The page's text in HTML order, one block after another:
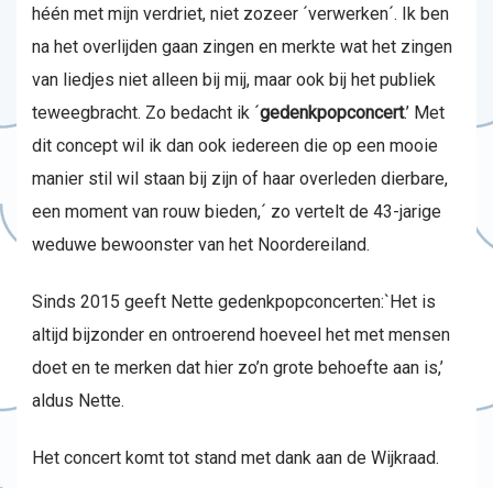
héén met mijn verdriet, niet zozeer ´verwerken´. Ik ben
na het overlijden gaan zingen en merkte wat het zingen
van liedjes niet alleen bij mij, maar ook bij het publiek
teweegbracht. Zo bedacht ik ´gedenkpopconcert.’ Met
dit concept wil ik dan ook iedereen die op een mooie
manier stil wil staan bij zijn of haar overleden dierbare,
een moment van rouw bieden,´ zo vertelt de 43-jarige
weduwe bewoonster van het Noordereiland.
Sinds 2015 geeft Nette gedenkpopconcerten:`Het is
altijd bijzonder en ontroerend hoeveel het met mensen
doet en te merken dat hier zo’n grote behoefte aan is,’
aldus Nette.
Het concert komt tot stand met dank aan de Wijkraad.